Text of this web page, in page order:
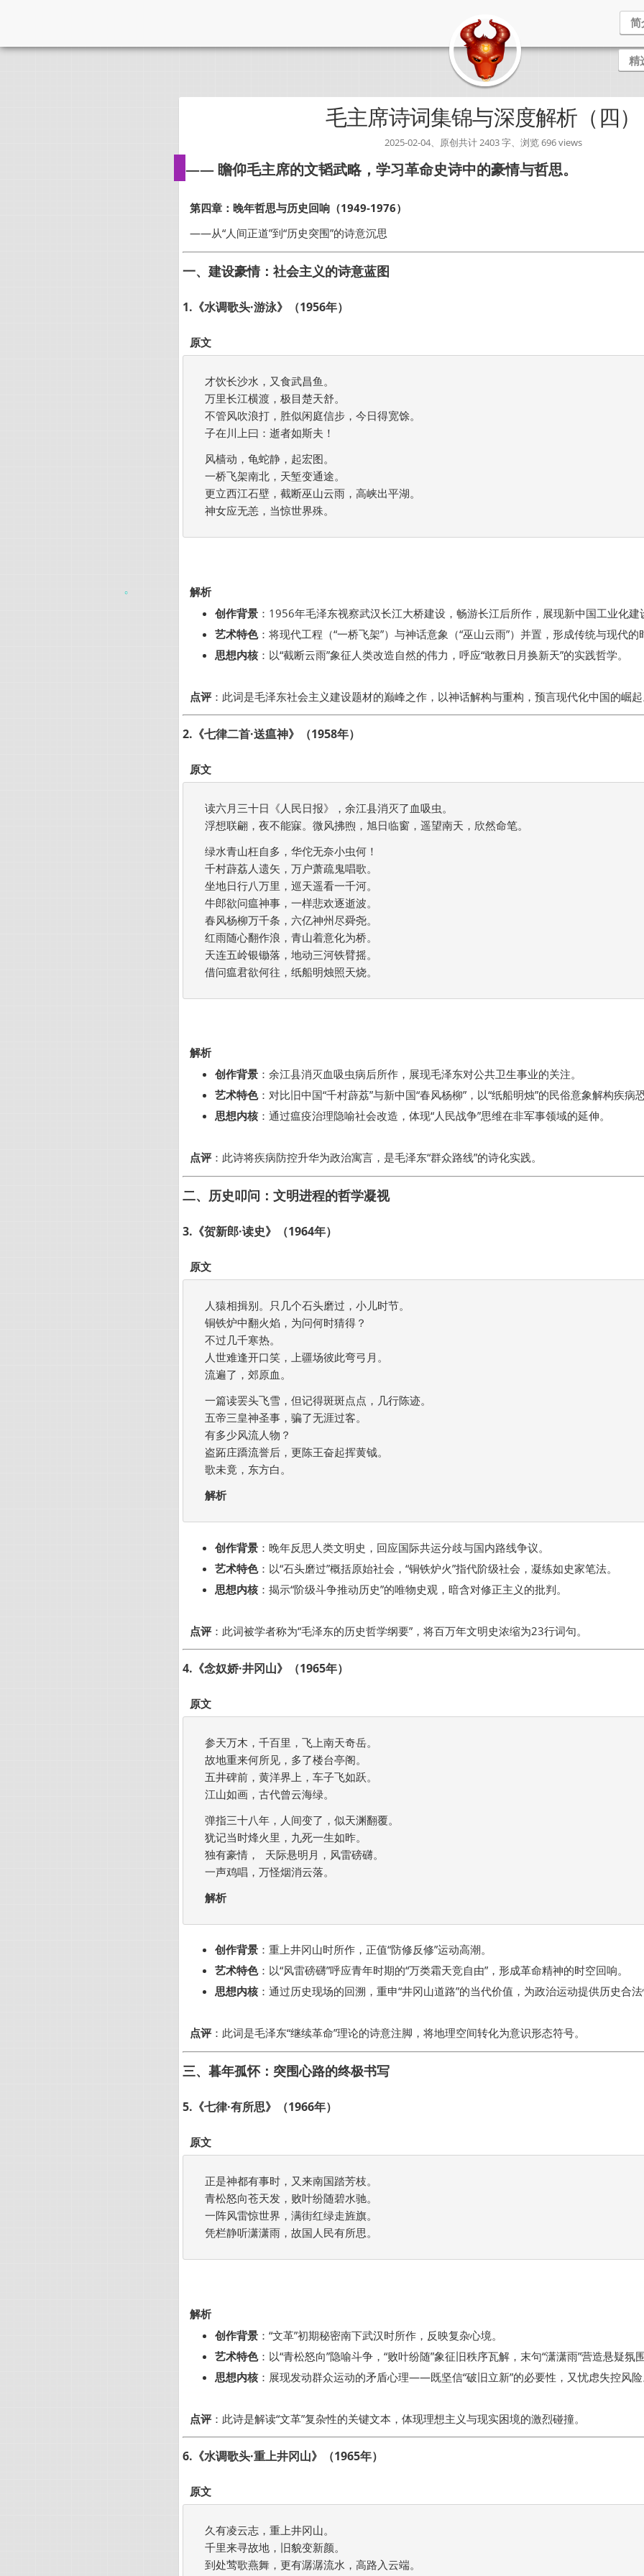
简
精
毛主席诗词集锦与深度解析（四）
2025-02-04、原创共计 2403 字、浏览 696 views
—— 瞻仰毛主席的文韬武略，学习革命史诗中的豪情与哲思。
第四章：晚年哲思与历史回响（1949-1976）
——从“人间正道”到“历史突围”的诗意沉思
一、建设豪情：社会主义的诗意蓝图
1.《水调歌头·游泳》（1956年）
原文
才饮长沙水，又食武昌鱼。
万里长江横渡，极目楚天舒。
不管风吹浪打，胜似闲庭信步，今日得宽馀。
子在川上曰：逝者如斯夫！
风樯动，龟蛇静，起宏图。
一桥飞架南北，天堑变通途。
更立西江石壁，截断巫山云雨，高峡出平湖。
神女应无恙，当惊世界殊。
解析
创作背景 ：1956年毛泽东视察武汉长江大桥建设，畅游长江后所作，展现新中国工业化建
艺术特色：将现代工程（“一桥飞架”）与神话意象（“巫山云雨”）并置，形成传统与现代的
思想内核：以“截断云雨”象征人类改造自然的伟力，呼应“敢教日月换新天”的实践哲学。
点评：此词是毛泽东社会主义建设题材的巅峰之作，以神话解构与重构，预言现代化中国的崛
2.《七律二首·送瘟神》（1958年）
原文
读六月三十日《人民日报》，余江县消灭了血吸虫。
浮想联翩，夜不能寐。微风拂煦，旭日临窗，遥望南天，欣然命笔。
绿水青山枉自多，华佗无奈小虫何！
千村薜荔人遗矢，万户萧疏鬼唱歌。
坐地日行八万里，巡天遥看一千河。
牛郎欲问瘟神事，一样悲欢逐逝波。
春风杨柳万千条，六亿神州尽舜尧。
红雨随心翻作浪，青山着意化为桥。
天连五岭银锄落，地动三河铁臂摇。
借问瘟君欲何往，纸船明烛照天烧。
解析
创作背景 ：余江县消灭血吸虫病后所作，展现毛泽东对公共卫生事业的关注。
艺术特色：对比旧中国“千村薜荔”与新中国“春风杨柳”，以“纸船明烛”的民俗意象解构疾病
思想内核：通过瘟疫治理隐喻社会改造，体现“人民战争”思维在非军事领域的延伸。
点评：此诗将疾病防控升华为政治寓言，是毛泽东“群众路线”的诗化实践。
二、历史叩问：文明进程的哲学凝视
3.《贺新郎·读史》（1964年）
原文
人猿相揖别。只几个石头磨过，小儿时节。
铜铁炉中翻火焰，为问何时猜得？
不过几千寒热。
人世难逢开口笑，上疆场彼此弯弓月。
流遍了，郊原血。
一篇读罢头飞雪，但记得斑斑点点，几行陈迹。
五帝三皇神圣事，骗了无涯过客。
有多少风流人物？
盗跖庄蹻流誉后，更陈王奋起挥黄钺。
歌未竟，东方白。
解析
创作背景 ：晚年反思人类文明史，回应国际共运分歧与国内路线争议。
艺术特色：以“石头磨过”概括原始社会，“铜铁炉火”指代阶级社会，凝练如史家笔法。
思想内核：揭示“阶级斗争推动历史”的唯物史观，暗含对修正主义的批判。
点评：此词被学者称为“毛泽东的历史哲学纲要”，将百万年文明史浓缩为23行词句。
4.《念奴娇·井冈山》（1965年）
原文
参天万木，千百里，飞上南天奇岳。
故地重来何所见，多了楼台亭阁。
五井碑前，黄洋界上，车子飞如跃。
江山如画，古代曾云海绿。
弹指三十八年，人间变了，似天渊翻覆。
犹记当时烽火里，九死一生如昨。
独有豪情， 天际悬明月，风雷磅礴。
一声鸡唱，万怪烟消云落。
解析
创作背景 ：重上井冈山时所作，正值“防修反修”运动高潮。
艺术特色：以“风雷磅礴”呼应青年时期的“万类霜天竞自由”，形成革命精神的时空回响。
思想内核：通过历史现场的回溯，重申“井冈山道路”的当代价值，为政治运动提供历史合
点评：此词是毛泽东“继续革命”理论的诗意注脚，将地理空间转化为意识形态符号。
三、暮年孤怀：突围心路的终极书写
5.《七律·有所思》（1966年）
原文
正是神都有事时，又来南国踏芳枝。
青松怒向苍天发，败叶纷随碧水驰。
一阵风雷惊世界，满街红绿走旌旗。
凭栏静听潇潇雨，故国人民有所思。
解析
创作背景 ：“文革”初期秘密南下武汉时所作，反映复杂心境。
艺术特色：以“青松怒向”隐喻斗争，“败叶纷随”象征旧秩序瓦解，末句“潇潇雨”营造悬疑氛
思想内核：展现发动群众运动的矛盾心理——既坚信“破旧立新”的必要性，又忧虑失控风
点评：此诗是解读“文革”复杂性的关键文本，体现理想主义与现实困境的激烈碰撞。
6.《水调歌头·重上井冈山》（1965年）
原文
久有凌云志，重上井冈山。
千里来寻故地，旧貌变新颜。
到处莺歌燕舞，更有潺潺流水，高路入云端。